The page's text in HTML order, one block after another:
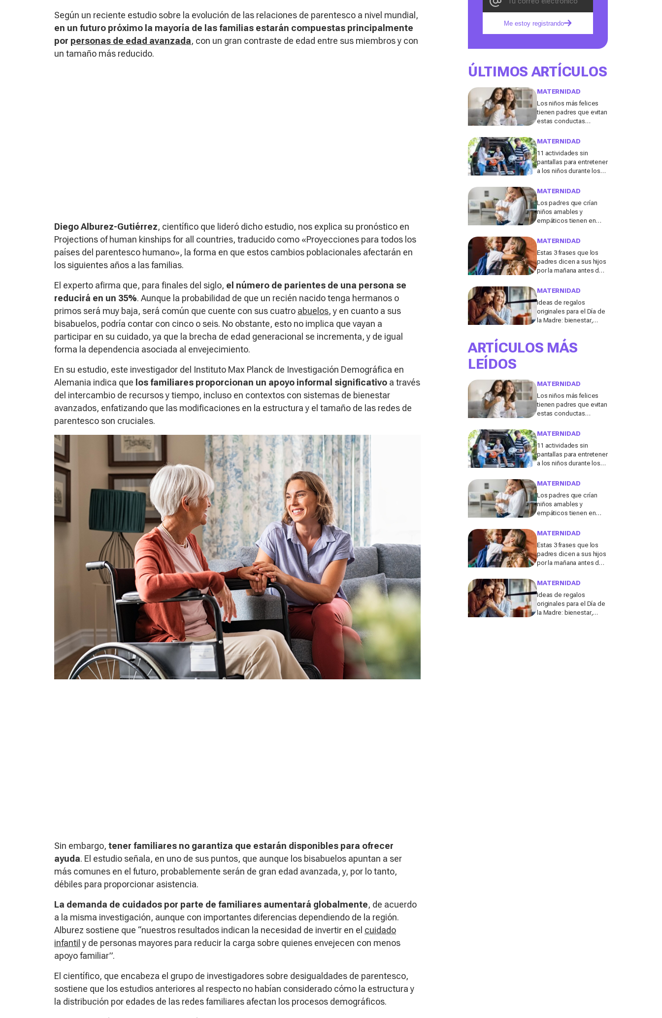
Según un reciente estudio sobre la evolución de las relaciones de parentesco a nivel mundial,
en un futuro próximo la mayoría de las familias estarán compuestas principalmente
por personas de edad avanzada, con un gran contraste de edad entre sus miembros y con
un tamaño más reducido.
Diego Alburez-Gutiérrez, científico que lideró dicho estudio, nos explica su pronóstico en
Projections of human kinships for all countries, traducido como «Proyecciones para todos los
países del parentesco humano», la forma en que estos cambios poblacionales afectarán en
los siguientes años a las familias.
El experto afirma que, para finales del siglo, el número de parientes de una persona se
reducirá en un 35%. Aunque la probabilidad de que un recién nacido tenga hermanos o
primos será muy baja, será común que cuente con sus cuatro abuelos, y en cuanto a sus
bisabuelos, podría contar con cinco o seis. No obstante, esto no implica que vayan a
participar en su cuidado, ya que la brecha de edad generacional se incrementa, y de igual
forma la dependencia asociada al envejecimiento.
En su estudio, este investigador del Instituto Max Planck de Investigación Demográfica en
Alemania indica que los familiares proporcionan un apoyo informal significativo a través
del intercambio de recursos y tiempo, incluso en contextos con sistemas de bienestar
avanzados, enfatizando que las modificaciones en la estructura y el tamaño de las redes de
parentesco son cruciales.
Sin embargo, tener familiares no garantiza que estarán disponibles para ofrecer
ayuda. El estudio señala, en uno de sus puntos, que aunque los bisabuelos apuntan a ser
más comunes en el futuro, probablemente serán de gran edad avanzada, y, por lo tanto,
débiles para proporcionar asistencia.
La demanda de cuidados por parte de familiares aumentará globalmente, de acuerdo
a la misma investigación, aunque con importantes diferencias dependiendo de la región.
Alburez sostiene que “nuestros resultados indican la necesidad de invertir en el cuidado
infantily de personas mayores para reducir la carga sobre quienes envejecen con menos
apoyo familiar”.
El científico, que encabeza el grupo de investigadores sobre desigualdades de parentesco,
sostiene que los estudios anteriores al respecto no habían considerado cómo la estructura y
la distribución por edades de las redes familiares afectan los procesos demográficos.
Me estoy registrando
ÚLTIMOS ARTÍCULOS
MATERNIDAD
Los niños más felices
tienen padres que evitan
estas conductas
menudo se consideran
expertos
MATERNIDAD
11 actividades sin
pantallas para entretener
a los niños durante los
coche, tren o avión
MATERNIDAD
Los padres que crían
niños amables y
empáticos tienen en
según un experto en
MATERNIDAD
Estas 3 frases que los
padres dicen a sus hijos
por la mañana antes de ir
molestar a los
MATERNIDAD
Ideas de regalos
originales para el Día de
la Madre: bienestar,
para compartir con ella
ARTÍCULOS MÁS
LEÍDOS
MATERNIDAD
Los niños más felices
tienen padres que evitan
estas conductas
menudo se consideran
expertos
MATERNIDAD
11 actividades sin
pantallas para entretener
a los niños durante los
coche, tren o avión
MATERNIDAD
Los padres que crían
niños amables y
empáticos tienen en
según un experto en
MATERNIDAD
Estas 3 frases que los
padres dicen a sus hijos
por la mañana antes de ir
molestar a los
MATERNIDAD
Ideas de regalos
originales para el Día de
la Madre: bienestar,